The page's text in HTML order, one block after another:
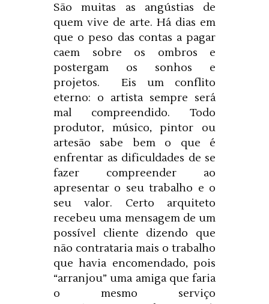
São muitas as angústias de
quem vive de arte. Há dias em
que o peso das contas a pagar
caem sobre os ombros e
postergam os sonhos e
projetos. Eis um conflito
eterno: o artista sempre será
mal compreendido. Todo
produtor, músico, pintor ou
artesão sabe bem o que é
enfrentar as dificuldades de se
fazer compreender ao
apresentar o seu trabalho e o
seu valor. Certo arquiteto
recebeu uma mensagem de um
possível cliente dizendo que
não contrataria mais o trabalho
que havia encomendado, pois
“arranjou” uma amiga que faria
o mesmo serviço